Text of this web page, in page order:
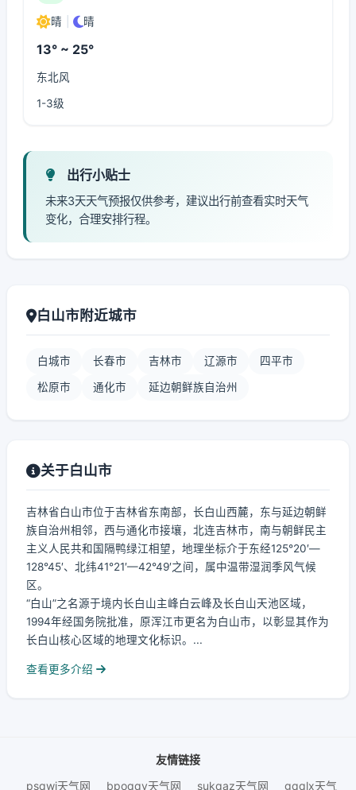
晴 晴
13° ~ 25°
东北风
1-3级
出行小贴士
未来3天天气预报仅供参考，建议出行前查看实时天气
变化，合理安排行程。
白山市附近城市
白城市 长春市 吉林市 辽源市 四平市
松原市 通化市 延边朝鲜族自治州
关于白山市
吉林省白山市位于吉林省东南部，长白山西麓，东与延边朝鲜
族自治州相邻，西与通化市接壤，北连吉林市，南与朝鲜民主
主义人民共和国隔鸭绿江相望，地理坐标介于东经125°20′—
128°45′、北纬41°21′—42°49′之间，属中温带湿润季风气候
区。
“白山”之名源于境内长白山主峰白云峰及长白山天池区域，
1994年经国务院批准，原浑江市更名为白山市，以彰显其作为
长白山核心区域的地理文化标识。...
查看更多介绍
友情链接
psqwj天气网
bpoqqv天气网 sukqaz天气网 gqqlx天气